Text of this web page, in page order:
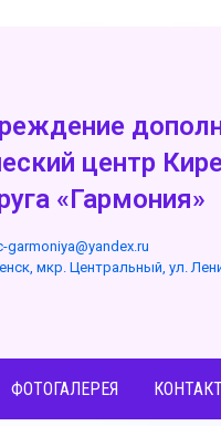
центр
«Гармония»
garmoniya@yandex.ru
мкр. Центральный, ул.
ФОТОГАЛЕРЕЯ